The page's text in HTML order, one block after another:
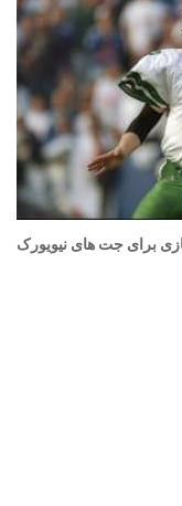
برای جت های نیویورک